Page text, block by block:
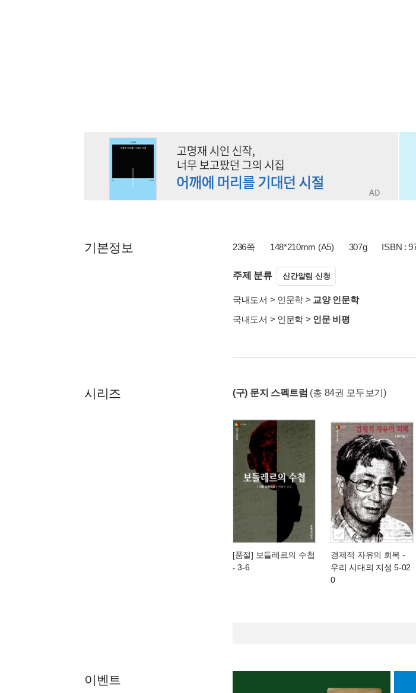
기본정보 236쪽 148*210mm (A5) 307g ISBN :
주제 분류 신간알림 신청
국내도서 > 인문학 > 교양 인문학
국내도서 > 인문학 > 인문 비평
시리즈 (구) 문지 스펙트럼 (총 84권 모두보기)
[품절] 보들레르의 수첩
- 3-6
경제적 자유의 회복 -
우리 시대의 지성 5-02
0
이벤트